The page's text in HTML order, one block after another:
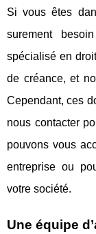
Si vous êtes
surement
spécialisé en
de créance, et
Cependant, ces
nous contacter
pouvons vous
entreprise ou
votre société.
Une équipe